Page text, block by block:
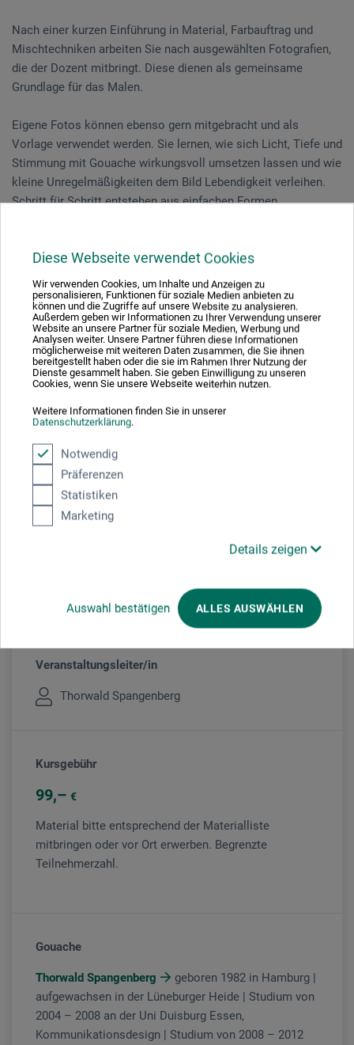
Diese Webseite verwendet Cookies
Wir verwenden Cookies, um Inhalte und Anzeigen zu
personalisieren, Funktionen für soziale Medien anbieten zu
können und die Zugriffe auf unsere Website zu analysieren.
Außerdem geben wir Informationen zu Ihrer Verwendung unserer
Website an unsere Partner für soziale Medien, Werbung und
Analysen weiter. Unsere Partner führen diese Informationen
möglicherweise mit weiteren Daten zusammen, die Sie ihnen
bereitgestellt haben oder die sie im Rahmen Ihrer Nutzung der
Dienste gesammelt haben. Sie geben Einwilligung zu unseren
Cookies, wenn Sie unsere Webseite weiterhin nutzen.
Weitere Informationen finden Sie in unserer
Datenschutzerklärung.
Notwendig
Präferenzen
Statistiken
Marketing
Details zeigen
Auswahl bestätigen ALLES AUSWÄHLEN
Nach einer kurzen Einführung in Material, Farbauftrag und
Mischtechniken arbeiten Sie nach ausgewählten Fotografien,
die der Dozent mitbringt. Diese dienen als gemeinsame
Grundlage für das Malen.
Eigene Fotos können ebenso gern mitgebracht und als
Vorlage verwendet werden. Sie lernen, wie sich Licht, Tiefe und
Stimmung mit Gouache wirkungsvoll umsetzen lassen und wie
kleine Unregelmäßigkeiten dem Bild Lebendigkeit verleihen.
Schritt für Schritt entstehen aus einfachen Formen
Am Ende des Kurses nehmen Sie nicht nur ein eigenes
Gouache-Bild, sondern auch ein neues Gefühl für Farbe, Mut
zum Experiment und viele praktische Tipps für das
Weiterarbeiten zu Hause mit.
Veranstaltungsdatum
03. Jul. 2026
10:30 - 16:30 Uhr
Sie schauen derzeitig auf eine vergangene
Veranstaltung
Veranstaltungsleiter/in
Thorwald Spangenberg
Kursgebühr
99 €
Material bitte entsprechend der Materialliste
mitbringen oder vor Ort erwerben. Begrenzte
Teilnehmerzahl.
Gouache
Thorwald Spangenberg
geboren 1982 in Hamburg |
aufgewachsen in der Lüneburger Heide | Studium von
2004 – 2008 an der Uni Duisburg Essen,
Kommunikationsdesign | Studium von 2008 – 2012